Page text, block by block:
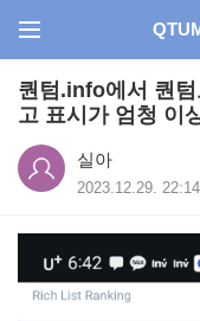
퀀텀.info에서 퀀
고 표시가 엄청 이
실아
2023.12.29. 22:14